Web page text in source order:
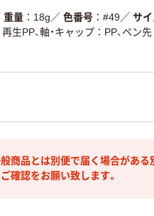
重量 18g ／ 色番号 #49／ サ
生PP、軸・キャップ：PP、ペン
商品とは別便で届く場合がある
確認をお願い致します。